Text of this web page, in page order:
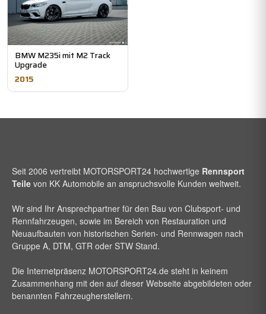
BMW M235i mit M2 Track
Upgrade
2015
Seit 2006 vertreibt MOTORSPORT24 hochwertige Rennsport
Teile von KK Automobile an anspruchsvolle Kunden weltweit.
Wir sind Ihr Ansprechpartner für den Bau von Clubsport- und
Rennfahrzeugen, sowie im Bereich von Restauration und
Neuaufbauten von historischen Serien- und Rennwagen nach
Gruppe A, DTM, GTR oder STW Stand.
Die Internetpräsenz MOTORSPORT24.de steht in keinem
Zusammenhang mit den auf dieser Webseite abgebildeten oder
benannten Fahrzeugherstellern.